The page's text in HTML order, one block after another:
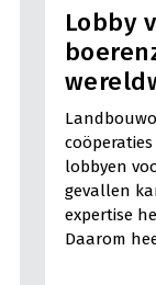
Lobby
lobbyen
gevallen
expertise
Daarom